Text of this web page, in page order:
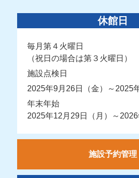
休館日
毎月第４火曜日
（祝日の場合は第３火曜日）
施設点検日
2025年9月26日（金）～2025
年末年始
2025年12月29日（月）～2026
施設予約管理